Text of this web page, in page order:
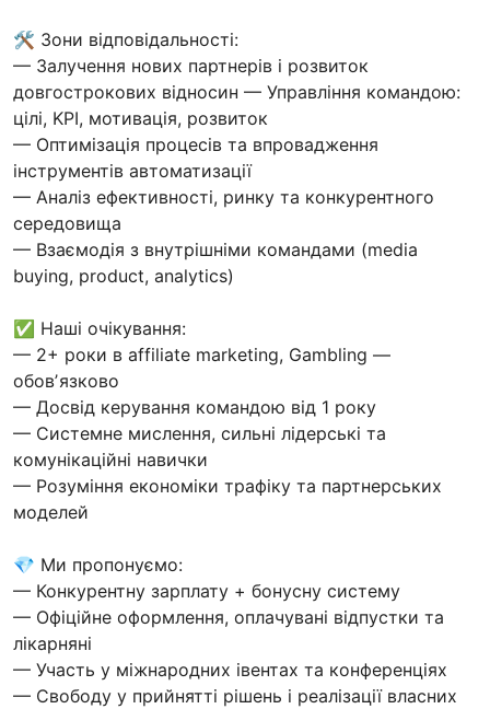
🛠 Зони відповідальності:
— Залучення нових партнерів і розвиток
довгострокових відносин — Управління командою:
цілі, KPI, мотивація, розвиток
— Оптимізація процесів та впровадження
інструментів автоматизації
— Аналіз ефективності, ринку та конкурентного
середовища
— Взаємодія з внутрішніми командами (media
buying, product, analytics)
✅ Наші очікування:
— 2+ роки в affiliate marketing, Gambling —
обовʼязково
— Досвід керування командою від 1 року
— Системне мислення, сильні лідерські та
комунікаційні навички
— Розуміння економіки трафіку та партнерських
моделей
💎 Ми пропонуємо:
— Конкурентну зарплату + бонусну систему
— Офіційне оформлення, оплачувані відпустки та
лікарняні
— Участь у міжнародних івентах та конференціях
— Свободу у прийнятті рішень і реалізації власних